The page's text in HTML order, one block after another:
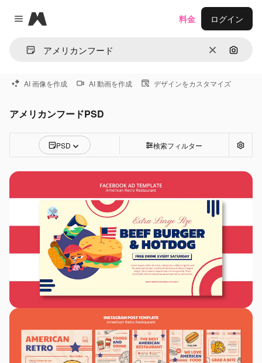
Close menu
Magnific
消去 画像で
料金 ログイン
AI 画像を作成 AI 動画を作成 デザインをカスタマイズ
アメリカンフードPSD
PSD 検索フィルター